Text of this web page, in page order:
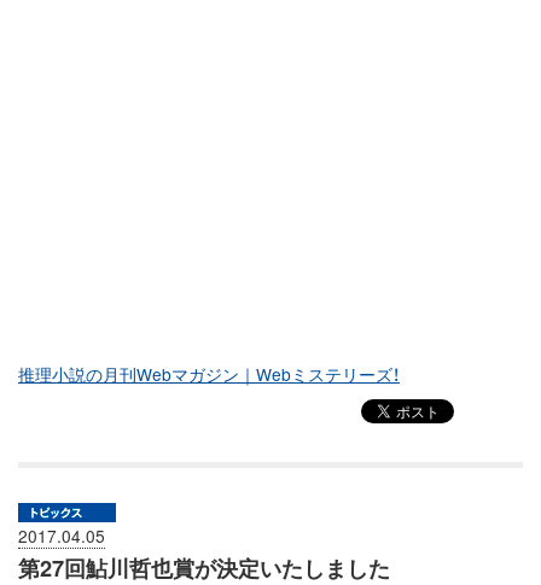
推理小説の月刊Webマガジン｜Webミステリーズ！
2017.04.05
第27回鮎川哲也賞が決定いたしました